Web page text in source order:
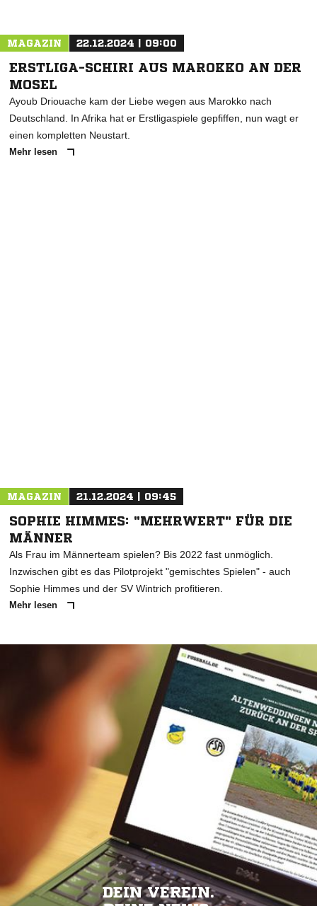
MAGAZIN 22.12.2024 | 09:00
ERSTLIGA-SCHIRI AUS MAROKKO AN DER
MOSEL
Ayoub Driouache kam der Liebe wegen aus Marokko nach
Deutschland. In Afrika hat er Erstligaspiele gepfiffen, nun wagt er
einen kompletten Neustart.
Mehr lesen
MAGAZIN 21.12.2024 | 09:45
SOPHIE HIMMES: "MEHRWERT" FÜR DIE
MÄNNER
Als Frau im Männerteam spielen? Bis 2022 fast unmöglich.
Inzwischen gibt es das Pilotprojekt "gemischtes Spielen" - auch
Sophie Himmes und der SV Wintrich profitieren.
Mehr lesen
DEIN VEREIN.